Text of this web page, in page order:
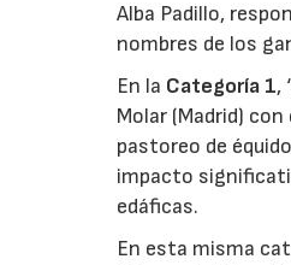
Alba Padillo,
nombres de los
En la Categoría 1,
Molar (Madrid)
pastoreo de
impacto
edáficas.
En esta misma